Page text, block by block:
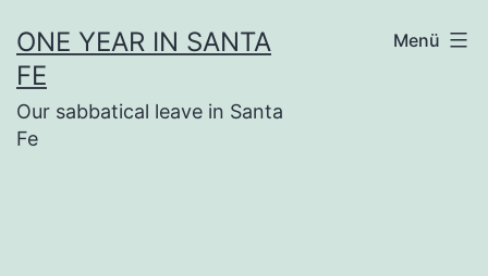
Inhalt
springen
ONE YEAR IN SANTA
FE
Our sabbatical leave in Santa
Fe
Menü